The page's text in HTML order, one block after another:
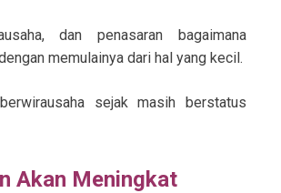
dan penasaran bagaimana
memulainya dari hal yang kecil.
sejak masih berstatus
Akan Meningkat